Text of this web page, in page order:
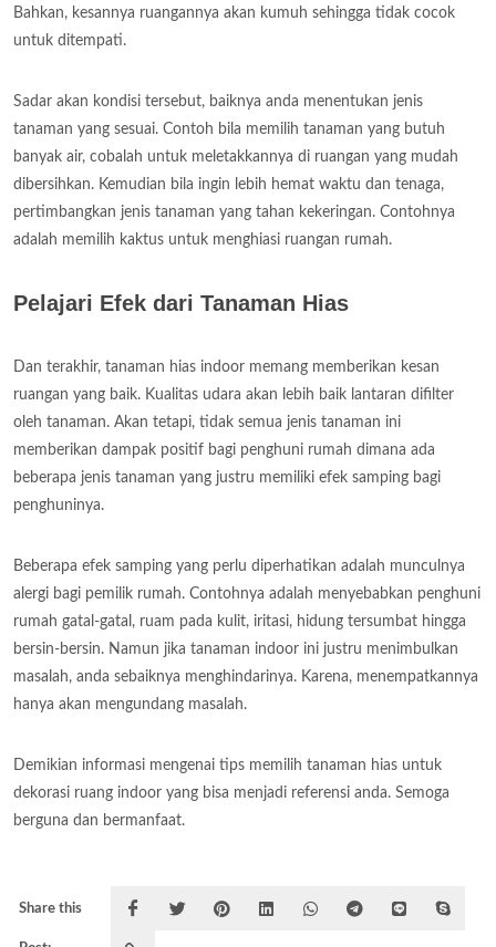
Bahkan, kesannya ruangannya akan kumuh sehingga tidak cocok
untuk ditempati.
Sadar akan kondisi tersebut, baiknya anda menentukan jenis
tanaman yang sesuai. Contoh bila memilih tanaman yang butuh
banyak air, cobalah untuk meletakkannya di ruangan yang mudah
dibersihkan. Kemudian bila ingin lebih hemat waktu dan tenaga,
pertimbangkan jenis tanaman yang tahan kekeringan. Contohnya
adalah memilih kaktus untuk menghiasi ruangan rumah.
Pelajari Efek dari Tanaman Hias
Dan terakhir, tanaman hias indoor memang memberikan kesan
ruangan yang baik. Kualitas udara akan lebih baik lantaran difilter
oleh tanaman. Akan tetapi, tidak semua jenis tanaman ini
memberikan dampak positif bagi penghuni rumah dimana ada
beberapa jenis tanaman yang justru memiliki efek samping bagi
penghuninya.
Beberapa efek samping yang perlu diperhatikan adalah munculnya
alergi bagi pemilik rumah. Contohnya adalah menyebabkan penghuni
rumah gatal-gatal, ruam pada kulit, iritasi, hidung tersumbat hingga
bersin-bersin. Namun jika tanaman indoor ini justru menimbulkan
masalah, anda sebaiknya menghindarinya. Karena, menempatkannya
hanya akan mengundang masalah.
Demikian informasi mengenai tips memilih tanaman hias untuk
dekorasi ruang indoor yang bisa menjadi referensi anda. Semoga
berguna dan bermanfaat.
Share this